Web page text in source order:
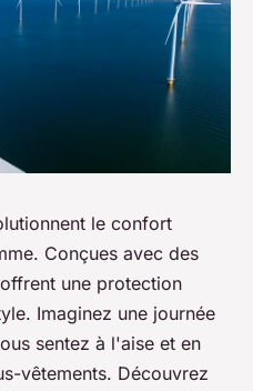
le confort
Conçues avec des
une protection
Imaginez une journée
sentez à l'aise et en
vêtements. Découvrez